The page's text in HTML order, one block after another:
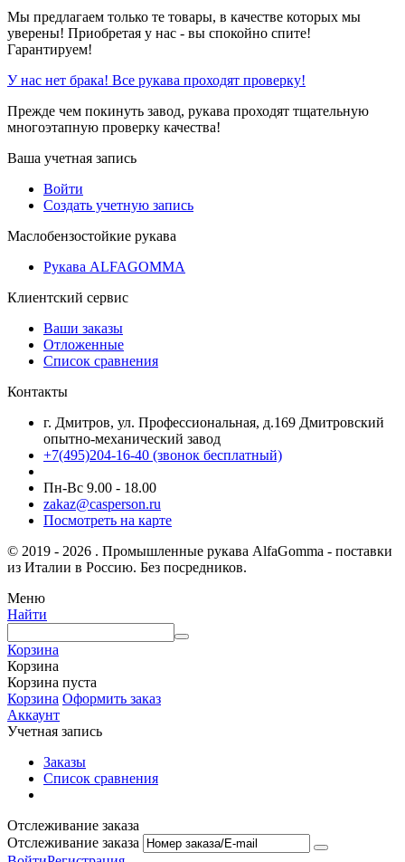
Мы предлагаем только те товары, в качестве которых мы
уверены! Приобретая у нас - вы спокойно спите!
Гарантируем!
У нас нет брака! Все рукава проходят проверку!
Прежде чем покинуть завод, рукава проходят тщательную
многоэтапную проверку качества!
Ваша учетная запись
Войти
Создать учетную запись
Маслобензостойкие рукава
Рукава ALFAGOMMA
Клиентский сервис
Ваши заказы
Отложенные
Список сравнения
Контакты
г. Дмитров, ул. Профессиональная, д.169 Дмитровский
опытно-механический завод
+7(495)204-16-40 (звонок бесплатный)
Пн-Вс 9.00 - 18.00
zakaz@casperson.ru
Посмотреть на карте
© 2019 - 2026 . Промышленные рукава AlfaGomma - поставки
из Италии в Россию. Без посредников.
Меню
Найти
Корзина
Корзина
Корзина пуста
Корзина Оформить заказ
Аккаунт
Учетная запись
Заказы
Список сравнения
Отслеживание заказа
Отслеживание заказа